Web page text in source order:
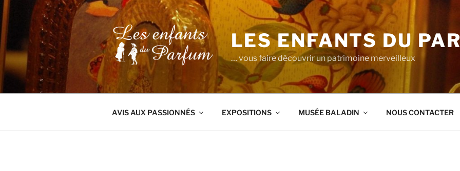
Aller
au
contenu
principal
LES ENFANTS DU
… vous faire découvrir un patrimoine merveilleux
AVIS AUX PASSIONNÉS EXPOSITIONS MUSÉE BALADIN NOUS CONTACTER